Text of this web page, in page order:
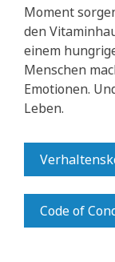
Moment
den
einem
Menschen
Emotionen.
Leben.
Code of